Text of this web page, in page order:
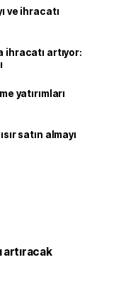
ve ihracatı
ihracatı artıyor:
yatırımları
satın almayı
artıracak